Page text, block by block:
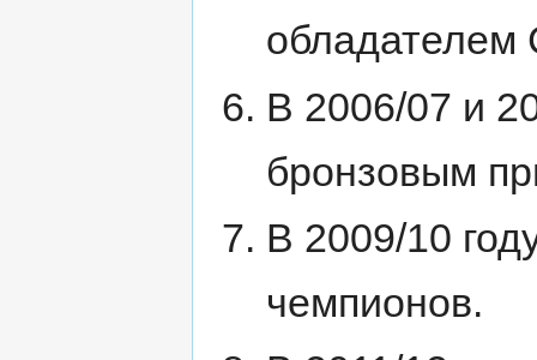
обладателем
В 2006/07 и
бронзовым
В 2009/10
чемпионов.